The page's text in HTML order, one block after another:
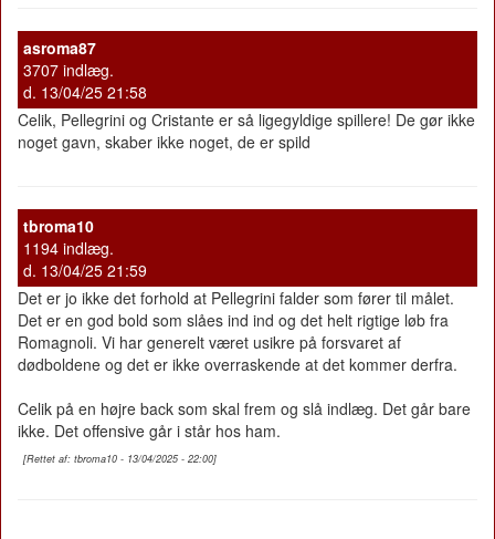
asroma87
3707 indlæg.
d. 13/04/25 21:58
Celik, Pellegrini og Cristante er så ligegyldige spillere! De gør ikke
noget gavn, skaber ikke noget, de er spild
tbroma10
1194 indlæg.
d. 13/04/25 21:59
Det er jo ikke det forhold at Pellegrini falder som fører til målet.
Det er en god bold som slåes ind ind og det helt rigtige løb fra
Romagnoli. Vi har generelt været usikre på forsvaret af
dødboldene og det er ikke overraskende at det kommer derfra.
Celik på en højre back som skal frem og slå indlæg. Det går bare
ikke. Det offensive går i står hos ham.
[Rettet af: tbroma10 - 13/04/2025 - 22:00]